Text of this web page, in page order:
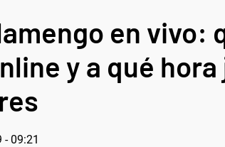
en
y a qué
- 09:21